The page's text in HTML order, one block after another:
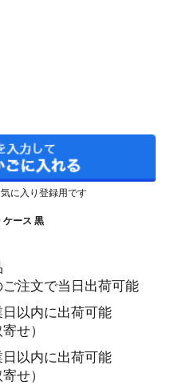
に入り登録用です
ース 黒
注文で当日出荷可能
以内に出荷可能
せ）
以内に出荷可能
せ）